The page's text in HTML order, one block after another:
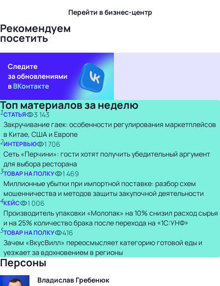
Перейти в бизнес-центр
Рекомендуем
посетить
Топ материалов за неделю
1СТАТЬЯ
3 143
Закручивание гаек: особенности регулирования маркетплейсов
в Китае, США и Европе
2ИНТЕРВЬЮ
1 706
Сеть «Перчини»: гости хотят получить убедительный аргумент
для выбора ресторана
3ТОВАР НА ПОЛКУ
1 469
Миллионные убытки при импортной поставке: разбор схем
мошенничества и методов защиты закупочной деятельности
4КЕЙС
1 006
Производитель упаковки «Молопак» на 10% снизил расход сырья
и на 25% количество брака после перехода на «1С:УНФ»
5ТОВАР НА ПОЛКУ
416
Зачем «ВкусВилл» переосмысляет категорию готовой еды и
уезжает за вдохновением в регионы
Персоны
Владислав Гребенюк